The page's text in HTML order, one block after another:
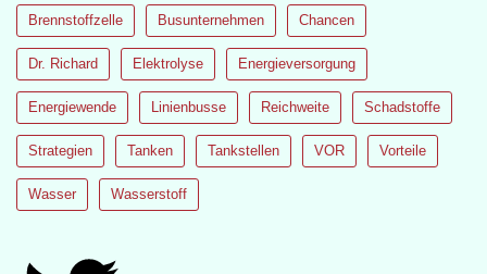
Brennstoffzelle Busunternehmen Chancen
Dr. Richard Elektrolyse Energieversorgung
Energiewende Linienbusse Reichweite Schadstoffe
Strategien Tanken Tankstellen VOR Vorteile
Wasser Wasserstoff